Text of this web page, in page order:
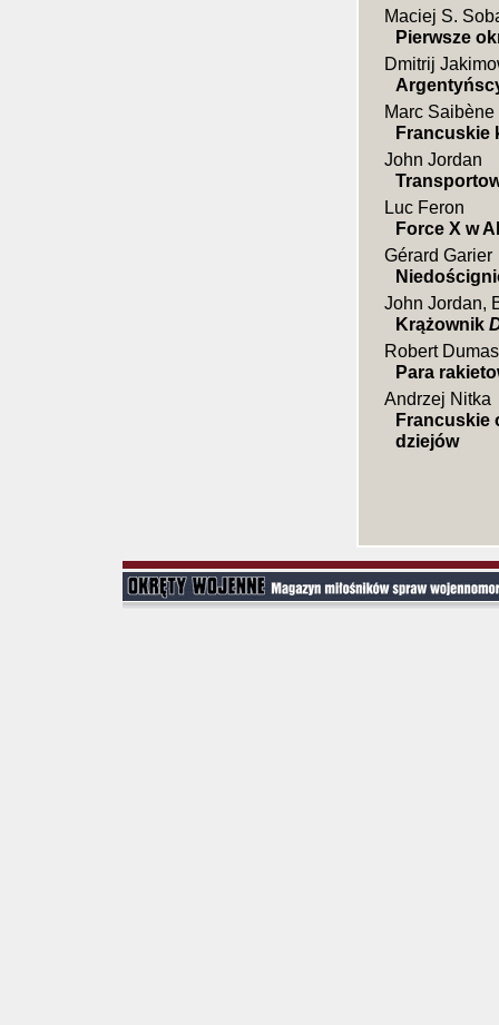
Maciej S.
Pierwsze
Dmitrij
Marc Saibène
Francuskie
John Jordan
Luc Feron
Force X w
Gérard Garier
John Jordan,
Krążownik
Robert Dumas
Para
Andrzej Nitka
Francuskie
dziejów